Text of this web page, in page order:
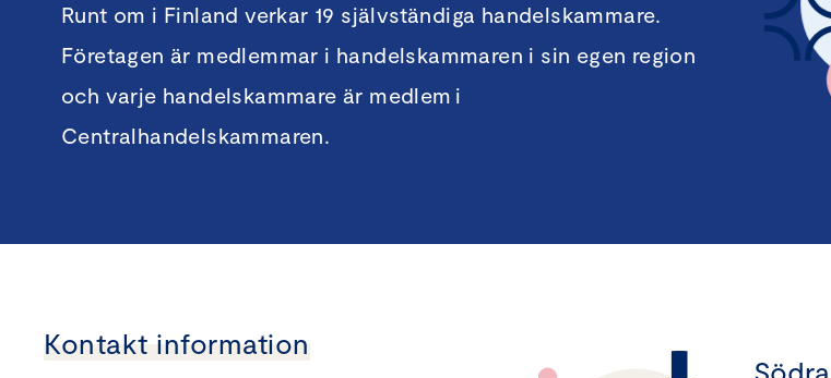
Runt om i Finland verkar 19 självständiga handelskammare.
Företagen är medlemmar i handelskammaren i sin egen region
och varje handelskammare är medlem i
Centralhandelskammaren.
Kontakt information